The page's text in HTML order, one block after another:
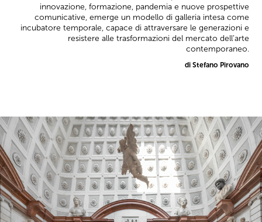
innovazione, formazione, pandemia e nuove prospettive
comunicative, emerge un modello di galleria intesa come
incubatore temporale, capace di attraversare le generazioni e
resistere alle trasformazioni del mercato dell’arte
contemporaneo.
di Stefano Pirovano